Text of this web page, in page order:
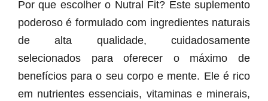
Por que escolher o Nutral Fit? Este suplemento
poderoso é formulado com ingredientes naturais
de alta qualidade, cuidadosamente
selecionados para oferecer o máximo de
benefícios para o seu corpo e mente. Ele é rico
em nutrientes essenciais, vitaminas e minerais,